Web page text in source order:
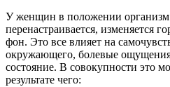
У женщин в положении
перенастраивается, изменяется
фон. Это все влияет на
окружающего, болевые
состояние. В совокупности это
результате чего: